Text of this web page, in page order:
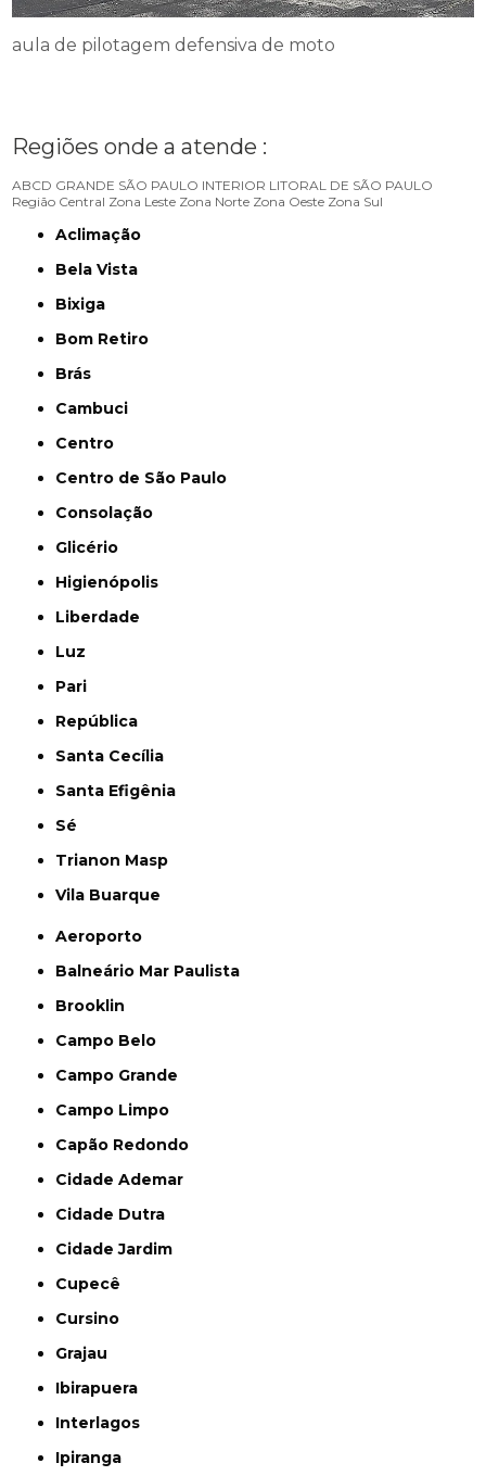
aula de pilotagem defensiva de moto
Regiões onde a atende :
ABCD GRANDE SÃO PAULO INTERIOR LITORAL DE SÃO PAULO
Região Central Zona Leste Zona Norte Zona Oeste Zona Sul
Aclimação
Bela Vista
Bixiga
Bom Retiro
Brás
Cambuci
Centro
Centro de São Paulo
Consolação
Glicério
Higienópolis
Liberdade
Luz
Pari
República
Santa Cecília
Santa Efigênia
Sé
Trianon Masp
Vila Buarque
Aeroporto
Balneário Mar Paulista
Brooklin
Campo Belo
Campo Grande
Campo Limpo
Capão Redondo
Cidade Ademar
Cidade Dutra
Cidade Jardim
Cupecê
Cursino
Grajau
Ibirapuera
Interlagos
Ipiranga